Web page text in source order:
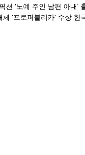
션 '노예 주인 남편 아내'
'프로퍼블리카' 수상 한